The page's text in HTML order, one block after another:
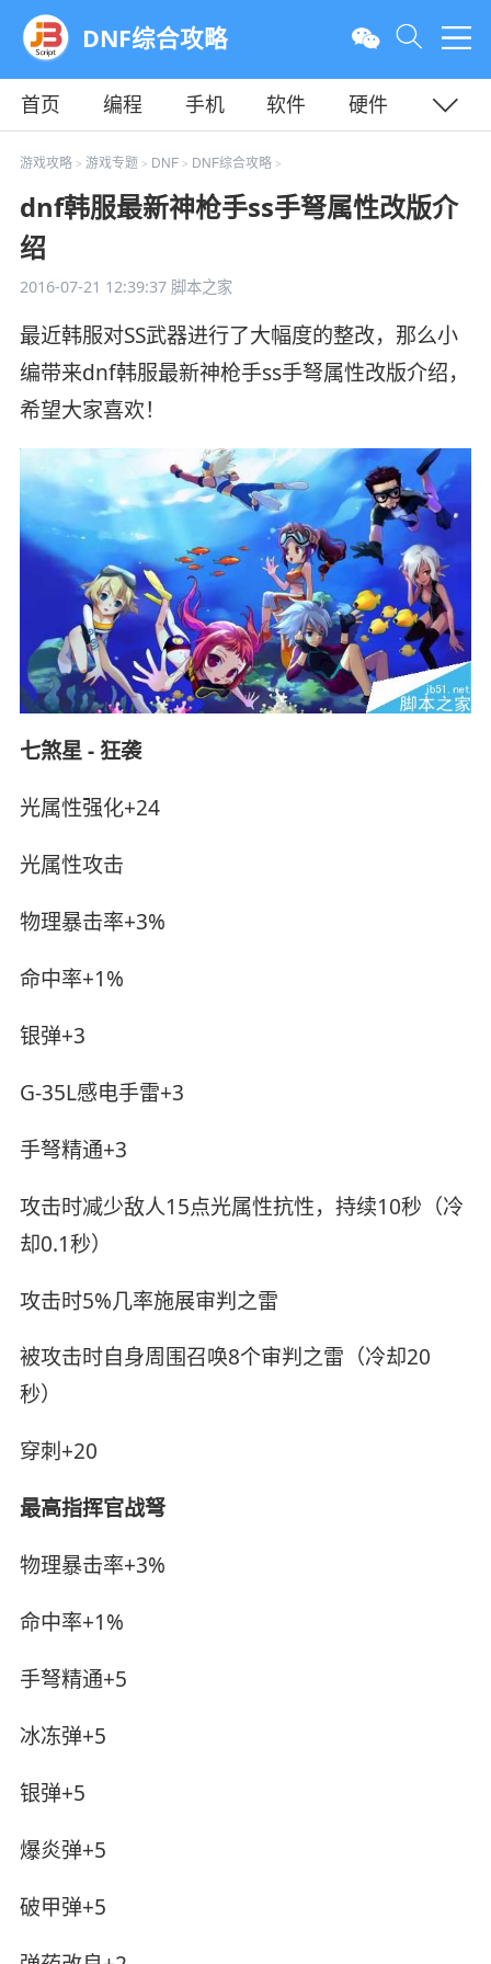
DNF综合攻略
首页 编程 手机 软件
硬件
教程
平面 服务器
游戏攻略> 游戏专题 > DNF> DNF综合攻略>
dnf韩服最新神枪手ss手弩属性改版介
绍
2016-07-21 12:39:37脚本之家
最近韩服对SS武器进行了大幅度的整改，那么小
编带来dnf韩服最新神枪手ss手弩属性改版介绍，
希望大家喜欢！
七煞星 - 狂袭
光属性强化+24
光属性攻击
物理暴击率+3%
命中率+1%
银弹+3
G-35L感电手雷+3
手弩精通+3
攻击时减少敌人15点光属性抗性，持续10秒（冷
却0.1秒）
攻击时5%几率施展审判之雷
被攻击时自身周围召唤8个审判之雷（冷却20
秒）
穿刺+20
最高指挥官战弩
物理暴击率+3%
命中率+1%
手弩精通+5
冰冻弹+5
银弹+5
爆炎弹+5
破甲弹+5